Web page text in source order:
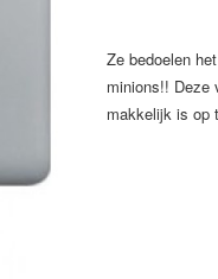
Ze bedoelen
minions!! Deze
makkelijk is op